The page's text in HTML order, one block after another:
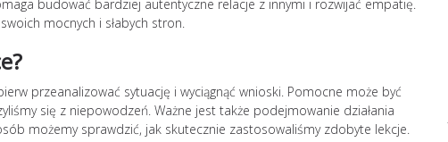
budować bardziej autentyczne relacje z innymi i rozwijać empatię.
mocnych i słabych stron.
przeanalizować sytuację i wyciągnąć wnioski. Pomocne może być
się z niepowodzeń. Ważne jest także podejmowanie działania
możemy sprawdzić, jak skutecznie zastosowaliśmy zdobyte lekcje.